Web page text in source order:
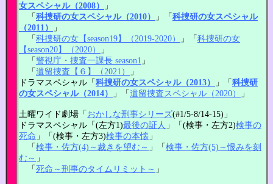
女スペシャル（2008）
」
「科捜研の女スペシャル（2010） 」「科捜研の女スペシャル
（2011）
」
「科捜研の女【season19】（2019-2020） 」「科捜研の女
【season20】（2020）
」
「警視庁・捜査一課長 season1 」
「遺留捜査【６】（2021）
」
ドラマスペシャル「科捜研の女スペシャル（2013） 」「科捜研
の女スペシャル（2014）
」「遺留捜査スペシャル（2020） 」
土曜ワイド劇場「 おかしな刑事シリーズ(#1/5-8/14-15)」
ドラマスペシャル「(左方1)最後の証人 」「(検事・左方2)検事の
死命 」「(検事・左方3)検事の本懐 」
「検事・佐方(4)～裁きを望む～ 」「検事・佐方(5)～恨みを刻
む～ 」
「死命～刑事のタイムリミット～ 」